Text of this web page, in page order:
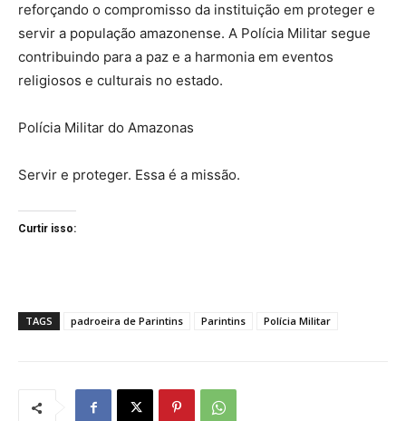
reforçando o compromisso da instituição em proteger e
servir a população amazonense. A Polícia Militar segue
contribuindo para a paz e a harmonia em eventos
religiosos e culturais no estado.
Polícia Militar do Amazonas
Servir e proteger. Essa é a missão.
Curtir isso:
TAGS padroeira de Parintins Parintins Polícia Militar